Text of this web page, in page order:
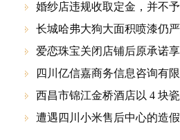
 婚纱店违规收取定金，并不
 长城哈弗大狗大面积喷漆仍严重色差，三次返工
 爱恋珠宝关闭店铺后原承诺享有的
 四川亿信嘉商务信息咨询有限公司
 西昌市锦江金桥酒店以 4 块瓷砖索要 4000 元高额赔偿
 遭遇四川小米售后中心的造